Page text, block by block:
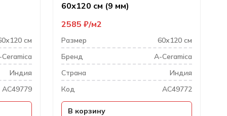
см
Индия
AC49779
60х120 см (9 мм)
2585 ₽ м2
Размер
60х120 см
Бренд
A-Ceramica
Cтрана
Индия
Код
AC49772
В корзину